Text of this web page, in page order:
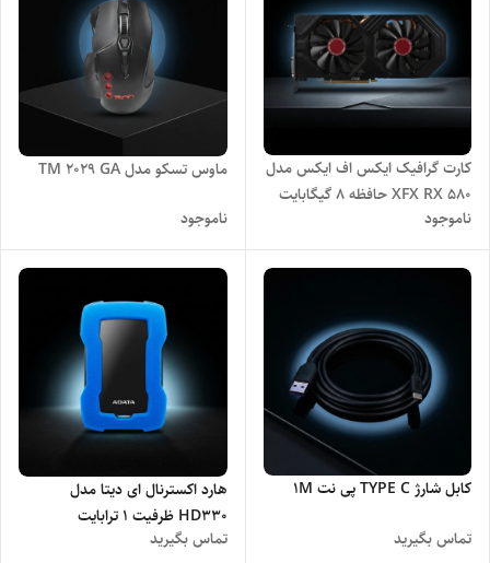
کارت گرافیک ایکس اف ایکس مدل
XFX RX 580 حافظه 8 گیگابایت
استوک
ناموجود
ماوس تسکو مدل TM 2029 GA
ناموجود
کابل شارژ TYPE C پی نت 1M
تماس بگیرید
هارد اکسترنال ای دیتا مدل
HD330 ظرفیت 1 ترابایت
تماس بگیرید